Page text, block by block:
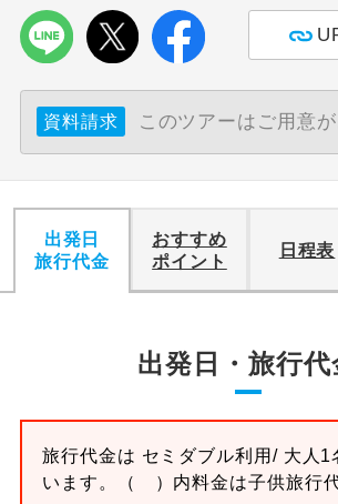
資料請求 このツアーはご用意
出発日
旅行代金
おすすめ
ポイント
日程表
出発日・旅行代
旅行代金は セミダブル利用/ 大人1
います。
（ ）内料金は子供旅行
す。
おひとり様バ
おひとり様でバス席